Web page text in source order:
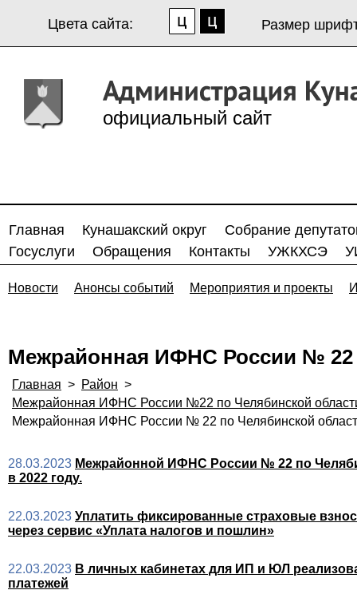
Цвета сайта: Размер
официальный сайт
Главная Кунашакский округ
Собрание
Госуслуги
Обращения Контакты УЖКХСЭ
Новости Анонсы событий Мероприятия и проекты
Межрайонная ИФНС России № 22
Главная > Район >
Межрайонная ИФНС России №22 по Челябинской
Межрайонная ИФНС России № 22 по Челябинской
28.03.2023 Межрайонной ИФНС России № 22 по
в 2022 году.
22.03.2023 Уплатить фиксированные страховые
через сервис «Уплата налогов и пошлин»
22.03.2023 В личных кабинетах для ИП и ЮЛ
платежей